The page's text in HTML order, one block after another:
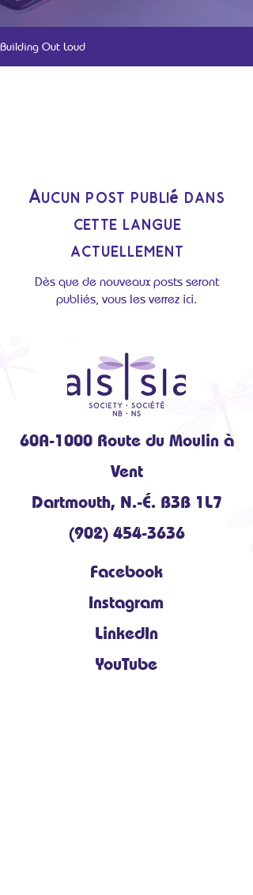
Building Out Loud
Aucun post publié dans
cette langue
actuellement
Dès que de nouveaux posts seront
publiés, vous les verrez ici.
60A-1000 Route du Moulin à
Vent
Dartmouth, N.-É. B3B 1L7
(902) 454-3636
Facebook
Instagram
LinkedIn
YouTube